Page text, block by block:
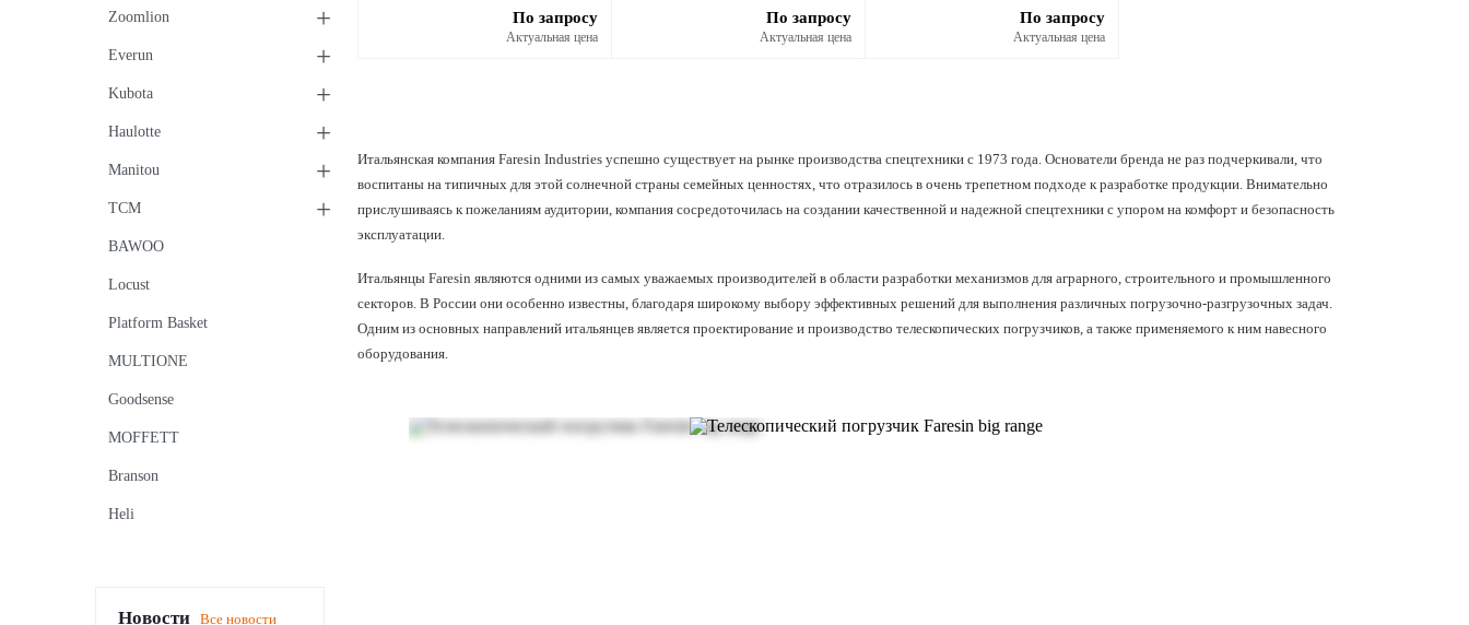
Zoomlion +
Everun +
Kubota +
Haulotte +
Manitou +
TCM +
BAWOO
Locust
Platform Basket
MULTIONE
Goodsense
MOFFETT
Branson
Heli
Новости Все новости
единственнаяПо запросу
Актуальная цена
По запросу
Актуальная цена
По запросу
Актуальная цена
Итальянская компания Faresin Industries успешно существует на рынке производства спецтехники с 1973 года. Основатели бренда не раз подчеркивали, что
воспитаны на типичных для этой солнечной страны семейных ценностях, что отразилось в очень трепетном подходе к разработке продукции. Внимательно
прислушиваясь к пожеланиям аудитории, компания сосредоточилась на создании качественной и надежной спецтехники с упором на комфорт и безопасность
эксплуатации.
Итальянцы Faresin являются одними из самых уважаемых производителей в области разработки механизмов для аграрного, строительного и промышленного
секторов. В России они особенно известны, благодаря широкому выбору эффективных решений для выполнения различных погрузочно-разгрузочных задач.
Одним из основных направлений итальянцев является проектирование и производство телескопических погрузчиков, а также применяемого к ним навесного
оборудования.